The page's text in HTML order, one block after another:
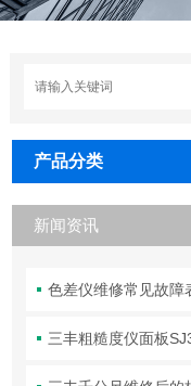
产品分类
新闻资讯
色差仪维修常见故障
三丰粗糙度仪面板